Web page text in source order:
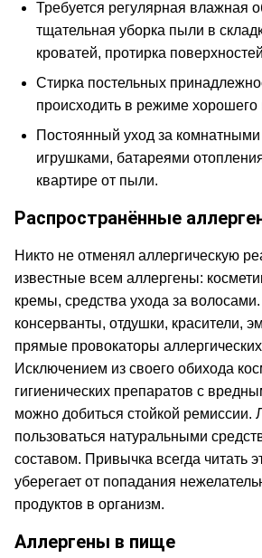
Требуется регулярная влажная
тщательная уборка пыли в
кроватей, протирка
Стирка постельных
происходить в режиме хорошего
Постоянный уход за комнатными
игрушками, батареями
квартире от пыли.
Распространённые
Никто не отменял аллергическую
известные всем аллергены:
кремы, средства ухода за
консерванты, отдушки, красители,
прямые провокаторы
Исключением из своего обихода
гигиенических препаратов с
можно добиться стойкой ремиссии.
пользоваться натуральными
составом. Привычка всегда читать
уберегает от попадания
продуктов в организм.
Аллергены в пище